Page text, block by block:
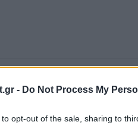
- Do Not Process My
to opt-out of the sale, sharing to